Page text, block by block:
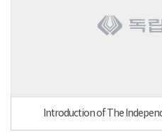
Introduction of The